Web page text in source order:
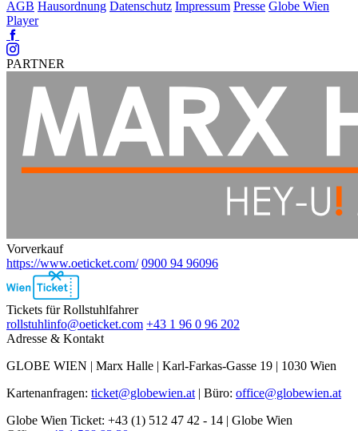
AGB Hausordnung Datenschutz Impressum Presse Globe Wien
Player
Facebook
Instagram
PARTNER
Vorverkauf
https://www.oeticket.com/ 0900 94 96096
Ebene
2
Tickets für Rollstuhlfahrer
rollstuhlinfo@oeticket.com +43 1 96 0 96 202
Adresse & Kontakt
GLOBE WIEN | Marx Halle | Karl-Farkas-Gasse 19 | 1030 Wien
Kartenanfragen: ticket@globewien.at | Büro: office@globewien.at
Globe Wien Ticket: +43 (1) 512 47 42 - 14 | Globe Wien